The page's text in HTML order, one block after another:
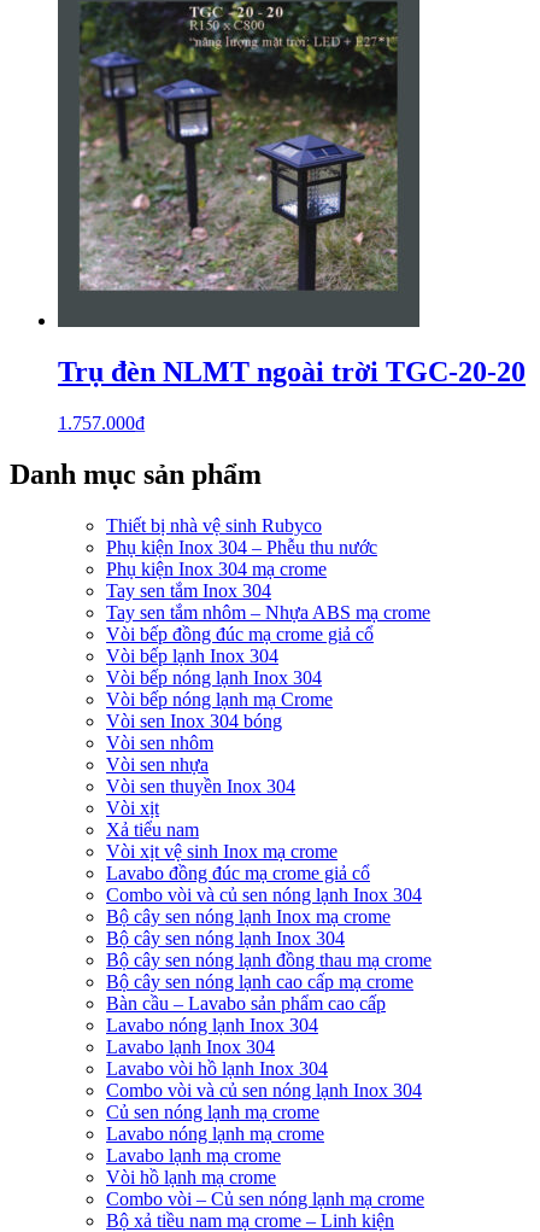
Trụ đèn NLMT ngoài trời TGC-20-20
1.757.000₫
Danh mục sản phẩm
Thiết bị nhà vệ sinh Rubyco
Phụ kiện Inox 304 – Phễu thu nước
Phụ kiện Inox 304 mạ crome
Tay sen tắm Inox 304
Tay sen tắm nhôm – Nhựa ABS mạ crome
Vòi bếp đồng đúc mạ crome giả cổ
Vòi bếp lạnh Inox 304
Vòi bếp nóng lạnh Inox 304
Vòi bếp nóng lạnh mạ Crome
Vòi sen Inox 304 bóng
Vòi sen nhôm
Vòi sen nhựa
Vòi sen thuyền Inox 304
Vòi xịt
Xả tiểu nam
Vòi xịt vệ sinh Inox mạ crome
Lavabo đồng đúc mạ crome giả cổ
Combo vòi và củ sen nóng lạnh Inox 304
Bộ cây sen nóng lạnh Inox mạ crome
Bộ cây sen nóng lạnh Inox 304
Bộ cây sen nóng lạnh đồng thau mạ crome
Bộ cây sen nóng lạnh cao cấp mạ crome
Bàn cầu – Lavabo sản phẩm cao cấp
Lavabo nóng lạnh Inox 304
Lavabo lạnh Inox 304
Lavabo vòi hồ lạnh Inox 304
Combo vòi và củ sen nóng lạnh Inox 304
Củ sen nóng lạnh mạ crome
Lavabo nóng lạnh mạ crome
Lavabo lạnh mạ crome
Vòi hồ lạnh mạ crome
Combo vòi – Củ sen nóng lạnh mạ crome
Bộ xả tiều nam mạ crome – Linh kiện